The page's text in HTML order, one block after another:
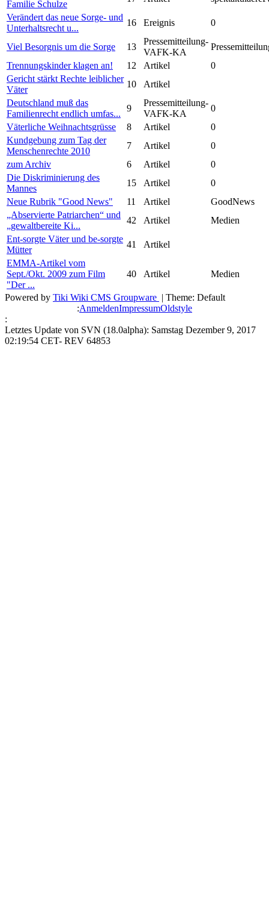
Familie Schulze
Verändert das neue Sorge- und
Unterhaltsrecht u...
16 Ereignis 0
Viel Besorgnis um die Sorge 13
Pressemitteilung-
VAFK-KA
Trennungskinder klagen an!
12 Artikel
0
Gericht stärkt Rechte leiblicher
Väter
10
Artikel
Deutschland muß das
Familienrecht endlich umfas...
9
Pressemitteilung-
VAFK-KA
0
Väterliche Weihnachtsgrüsse
8 Artikel
0
Kundgebung zum Tag der
Menschenrechte 2010
7 Artikel
0
zum Archiv
6 Artikel
0
Die Diskriminierung des
Mannes
15 Artikel
0
Neue Rubrik "Good News"
11 Artikel
GoodNews
„Abservierte Patriarchen“ und
„gewaltbereite Ki...
42 Artikel
Medien
Ent-sorgte Väter und be-sorgte
Mütter
41
Artikel
EMMA-Artikel vom
Sept./Okt. 2009 zum Film
"Der ...
40 Artikel Medien
Powered by Tiki Wiki CMS Groupware | Theme: Default
:AnmeldenImpressumOldstyle
:
Letztes Update von SVN (18.0alpha): Samstag Dezember 9, 2017
02:19:54 CET- REV 64853